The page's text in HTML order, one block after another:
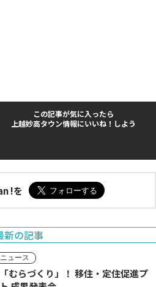
この記事が気に入ったら
上越妙高タウン情報にいいね！しよう
!を
新の記事
ニュース
むらづくり」！ 移住・定住促進プ